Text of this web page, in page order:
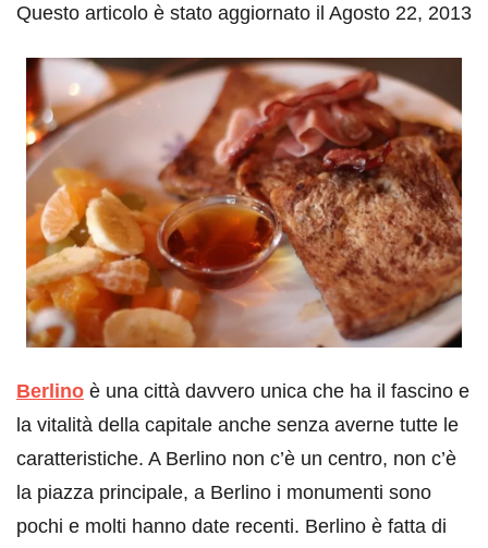
Questo articolo è stato aggiornato il Agosto 22, 2013
Berlino è una città davvero unica che ha il fascino e
la vitalità della capitale anche senza averne tutte le
caratteristiche. A Berlino non c’è un centro, non c’è
la piazza principale, a Berlino i monumenti sono
pochi e molti hanno date recenti. Berlino è fatta di